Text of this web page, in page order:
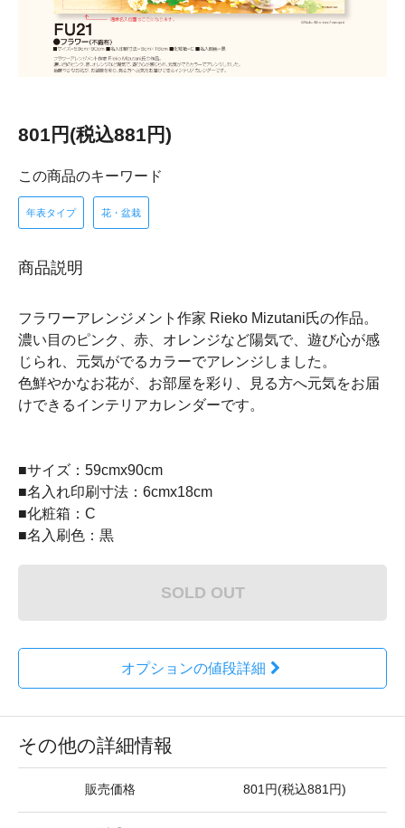
801円(税込881円)
この商品のキーワード
年表タイプ 花・盆栽
商品説明
フラワーアレンジメント作家 Rieko Mizutani氏の作品。
濃い目のピンク、赤、オレンジなど陽気で、遊び心が感
じられ、元気がでるカラーでアレンジしました。
色鮮やかなお花が、お部屋を彩り、見る方へ元気をお届
けできるインテリアカレンダーです。
■サイズ：59cmx90cm
■名入れ印刷寸法：6cmx18cm
■化粧箱：C
■名入刷色：黒
SOLD OUT
オプションの値段詳細
その他の詳細情報
販売価格 801円(税込881円)